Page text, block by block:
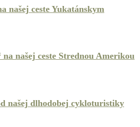
našej ceste Yukatánskym
našej ceste Strednou Amerikou
našej dlhodobej cykloturistiky